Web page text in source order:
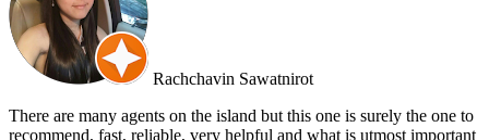
Rachchavin Sawatnirot
There are many agents on the island but this one is surely the one to
recommend, fast, reliable, very helpful and what is utmost important